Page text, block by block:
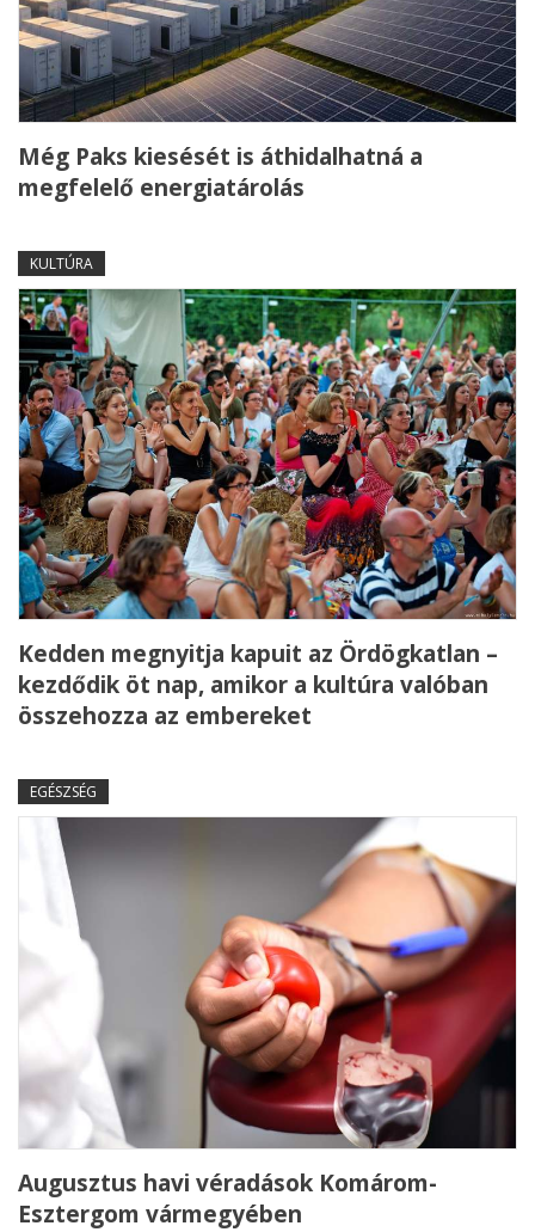
Még Paks kiesését is áthidalhatná a
megfelelő energiatárolás
KULTÚRA
Kedden megnyitja kapuit az Ördögkatlan –
kezdődik öt nap, amikor a kultúra valóban
összehozza az embereket
EGÉSZSÉG
Augusztus havi véradások Komárom-
Esztergom vármegyében